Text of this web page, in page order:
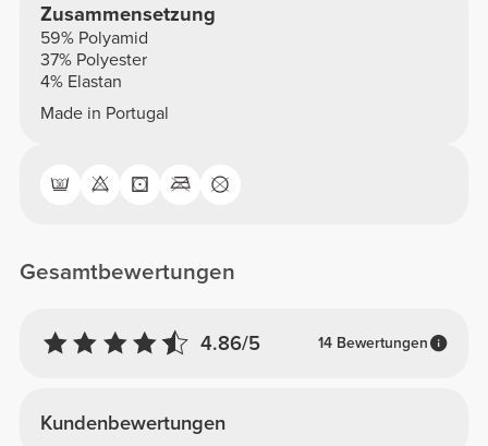
Zusammensetzung
59% Polyamid
37% Polyester
4% Elastan
Made in Portugal
Gesamtbewertungen
4.86/5 14 Bewertungen
Kundenbewertungen